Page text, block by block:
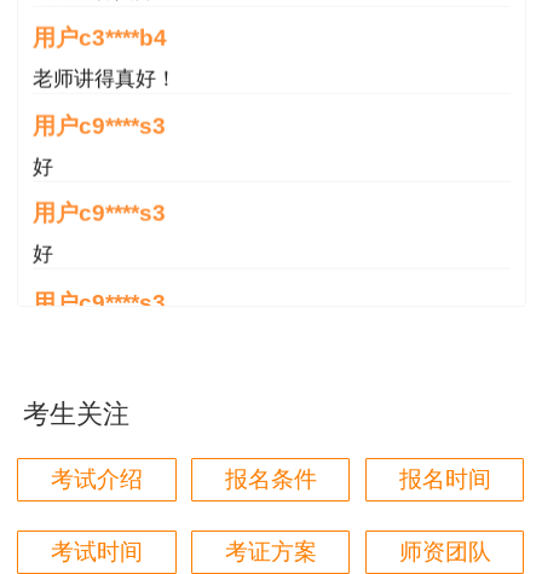
部关于降低或取消部分准入类职业资格考试工作年
限要求有关事项的通知
号）有关规定执行。
件之一者，可以申请参加中级注册安全工程师职业
资格考试：
事安全生产业务满3年；或具有其他专业大学本科
用户c3****b4
老师讲得真好！
用户c9****s3
好
用户c9****s3
好
用户c9****s3
这个班太适合我这种自制力差的了，有班主任督促
着，群里还有老师带学，真不错
用户zh****87
贾老师讲的太好了，题库、资料还多
考生关注
考试介绍 报名条件 报名时间
考试时间 考证方案 师资团队